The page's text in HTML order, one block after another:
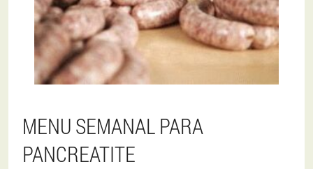
MENU SEMANAL PARA
PANCREATITE